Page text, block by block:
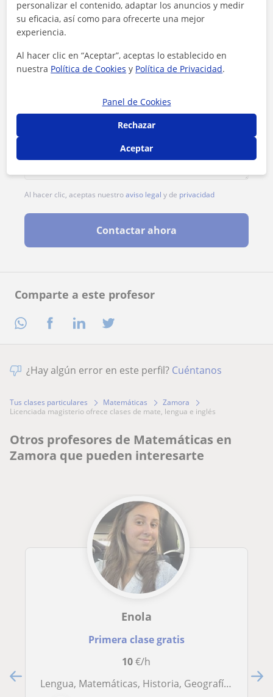
Comparte a este profesor
Al hacer clic, aceptas nuestroaviso legal y de privacidad
Contactar ahora
¿Hay algún error en este perfil? Cuéntanos
Tus clases particulares Matemáticas
Zamora
licenciada magisterio ofrece clases de mate, lengua e inglés
Otros profesores de Matemáticas en
Zamora que pueden interesarte
Enola
Primera clase gratis
10€/h
Lengua, Matemáticas, Historia, Geografía, Plástica, Música, Inglés, Sociales, Naturales
personalizar el contenido, adaptar los anuncios y medir
su eficacia, así como para ofrecerte una mejor
experiencia.
Al hacer clic en “Aceptar”, aceptas lo establecido en
nuestra Política de Cookies y Política de Privacidad.
Panel de Cookies
Rechazar
Aceptar